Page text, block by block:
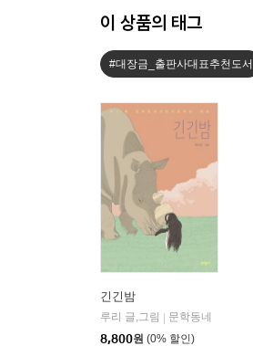
이 상품의 태그
#대장금_출판사대표추천도서
긴긴밤
루리 글,그림 | 문학동네
8,800원 (0% 할인)